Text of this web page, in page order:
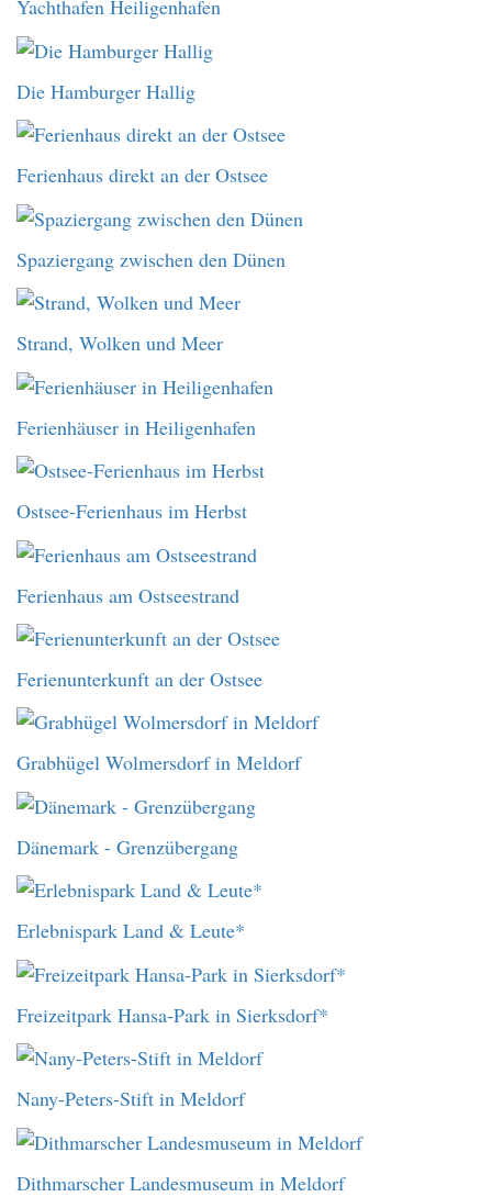
Yachthafen Heiligenhafen
Die Hamburger Hallig
Ferienhaus direkt an der Ostsee
Spaziergang zwischen den Dünen
Strand, Wolken und Meer
Ferienhäuser in Heiligenhafen
Ostsee-Ferienhaus im Herbst
Ferienhaus am Ostseestrand
Ferienunterkunft an der Ostsee
Grabhügel Wolmersdorf in Meldorf
Dänemark - Grenzübergang
Erlebnispark Land & Leute*
Freizeitpark Hansa-Park in Sierksdorf*
Nany-Peters-Stift in Meldorf
Dithmarscher Landesmuseum in Meldorf